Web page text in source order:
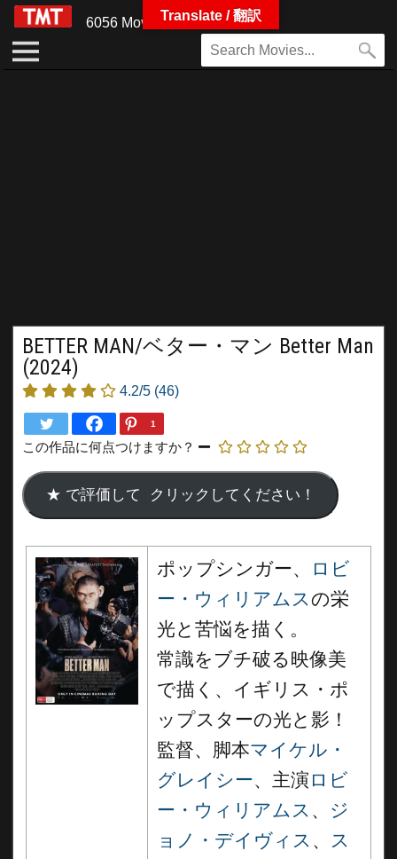
6056 Movies
BETTER MAN/ベター・マン Better Man
(2024)
4.2/5 (46)
1
この作品に何点つけますか？
ポップシンガー、
ロビ
ー・ウィリアムスの栄
光と苦悩を描く。
常識をブチ破る映像美
で描く、イギリス・ポ
ップスターの光と影！
監督、脚本マイケル・
グレイシー、主演 ロビ
ー・ウィリアムス 、 ジ
ョノ・デイヴィス 、 ス
Translate / 翻訳